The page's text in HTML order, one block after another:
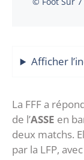
Afficher
La FFF a
de l’ASSE en
deux matchs.
par la LFP,